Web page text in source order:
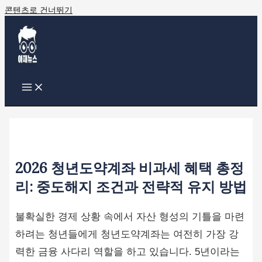
콘텐츠로 건너뛰기
2026 청년도약계좌 비과세 혜택 총정
리: 중도해지 조건과 전략적 유지 방법
불확실한 경제 상황 속에서 자산 형성의 기틀을 마련
하려는 청년들에게 청년도약계좌는 여전히 가장 강
력한 금융 사다리 역할을 하고 있습니다. 5년이라는